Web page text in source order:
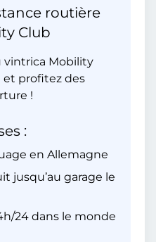
routière
Club
vintrica Mobility
profitez des
!
:
en Allemagne
jusqu’au garage le
24 dans le monde